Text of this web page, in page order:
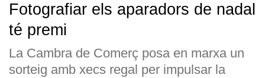
Fotografiar els aparadors de nadal
té premi
La Cambra de Comerç posa en marxa un
sorteig amb xecs regal per impulsar la